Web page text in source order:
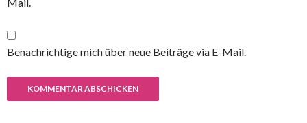
Benachrichtige mich über neue Beiträge via E-Mail.